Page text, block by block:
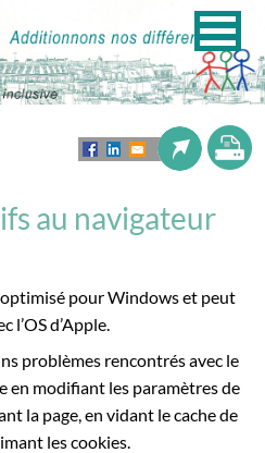
au navigateur
pour Windows et peut
l’OS d’Apple.
problèmes rencontrés avec le
en modifiant les paramètres de
la page, en vidant le cache de
les cookies.